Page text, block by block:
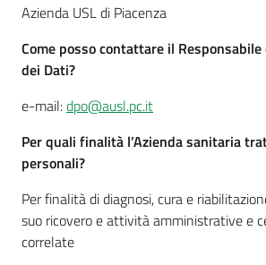
Come
per...
e
territorio
Azienda USL di Piacenza
Come posso contattare il
dei Dati?
e-mail:dpo@ausl.pc.it
Per quali finalità l’Azienda sanitaria
personali?
Per finalità di diagnosi, cura e
suo ricovero e attività amministrative e
correlate